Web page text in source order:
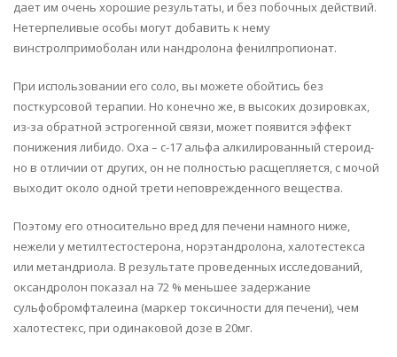
дает им очень хорошие результаты, и без побочных действий.
Нетерпеливые особы могут добавить к нему
винстролпримоболан или нандролона фенилпропионат.
При использовании его соло, вы можете обойтись без
посткурсовой терапии. Но конечно же, в высоких дозировках,
из-за обратной эстрогенной связи, может появится эффект
понижения либидо. Oxa – с-17 альфа алкилированный стероид-
но в отличии от других, он не полностью расщепляется, с мочой
выходит около одной трети неповрежденного вещества.
Поэтому его относительно вред для печени намного ниже,
нежели у метилтестостерона, норэтандролона, халотестекса
или метандриола. В результате проведенных исследований,
оксандролон показал на 72 % меньшее задержание
сульфобромфталеина (маркер токсичности для печени), чем
халотестекс, при одинаковой дозе в 20мг.